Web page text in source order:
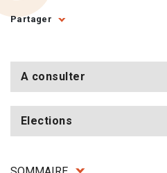
Partager
A consulter
Elections